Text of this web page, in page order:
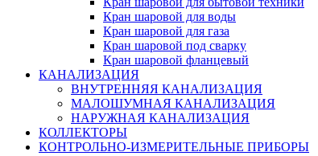
Кран шаровой для воды
Кран шаровой для газа
Кран шаровой под сварку
Кран шаровой фланцевый
КАНАЛИЗАЦИЯ
ВНУТРЕННЯЯ КАНАЛИЗАЦИЯ
МАЛОШУМНАЯ КАНАЛИЗАЦИЯ
НАРУЖНАЯ КАНАЛИЗАЦИЯ
КОЛЛЕКТОРЫ
КОНТРОЛЬНО-ИЗМЕРИТЕЛЬНЫЕ ПРИБОРЫ